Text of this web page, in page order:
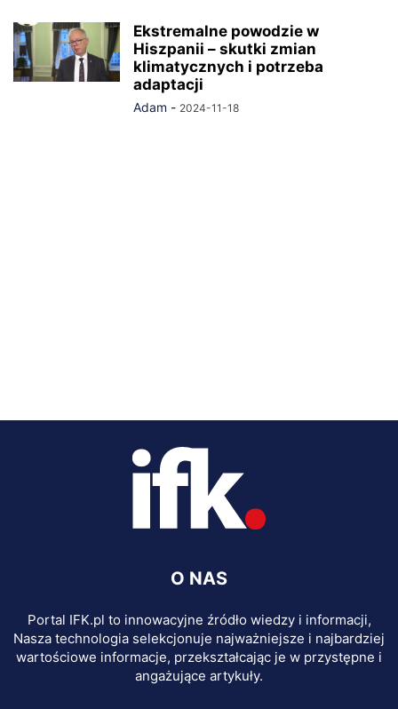
Ekstremalne powodzie w
Hiszpanii – skutki zmian
klimatycznych i potrzeba
adaptacji
Adam - 2024-11-18
O NAS
Portal IFK.pl to innowacyjne źródło wiedzy i informacji,
Nasza technologia selekcjonuje najważniejsze i najbardziej
wartościowe informacje, przekształcając je w przystępne i
angażujące artykuły.